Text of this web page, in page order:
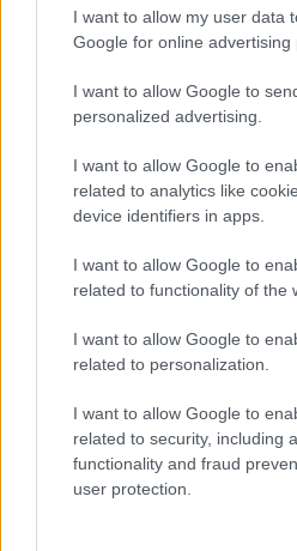
I want to allow my user data
Google for online advertising
I want to allow Google to
personalized advertising.
I want to allow Google to
related to analytics like
device identifiers in apps.
I want to allow Google to
related to functionality of the
I want to allow Google to
related to personalization.
I want to allow Google to
related to security, including
functionality and fraud
user protection.
Σφοδρές
αιτήσεις
2026:
14/10/
πότε
27/09/